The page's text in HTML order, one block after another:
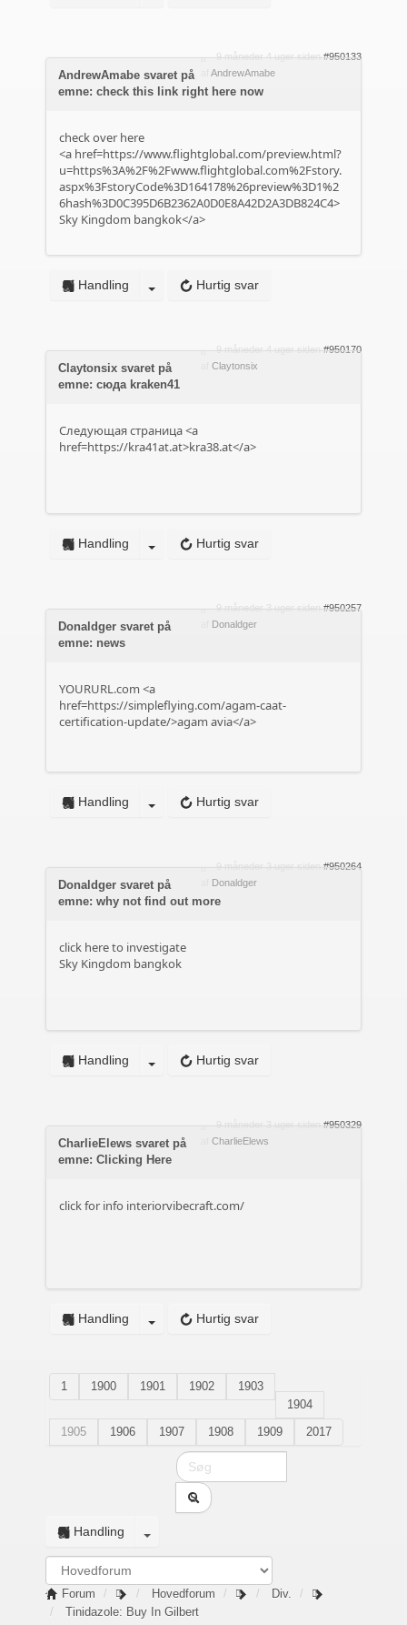
9 måneder 4 uger siden #950133
AndrewAmabe
AndrewAmabe svaret på
emne: check this link right here now
check over here
<a href=https://www.flightglobal.com/preview.html?
u=https%3A%2F%2Fwww.flightglobal.com%2Fstory.
aspx%3FstoryCode%3D164178%26preview%3D1%2
6hash%3D0C395D6B2362A0D0E8A42D2A3DB824C4>
Sky Kingdom bangkok</a>
Hurtig svar
Handling
9 måneder 4 uger siden #950170
Claytonsix
Claytonsix svaret på
emne: сюда kraken41
Следующая страница <a
href=https://kra41at.at>kra38.at</a>
Hurtig svar
Handling
9 måneder 3 uger siden #950257
Donaldger
Donaldger svaret på
emne: news
YOURURL.com <a
href=https://simpleflying.com/agam-caat-
certification-update/>agam avia</a>
Hurtig svar
Handling
9 måneder 3 uger siden #950264
Donaldger
Donaldger svaret på
emne: why not find out more
click here to investigate
Sky Kingdom bangkok
Hurtig svar
Handling
9 måneder 3 uger siden
#950329
CharlieElews
CharlieElews svaret på
emne: Clicking Here
click for info interiorvibecraft.com/
Hurtig svar
Handling
1 1900 1901 1902
1903
1904
1905
1906 1907 1908 1909 2017
Handling
Forum Hovedforum
Div.
Tinidazole: Buy In Gilbert